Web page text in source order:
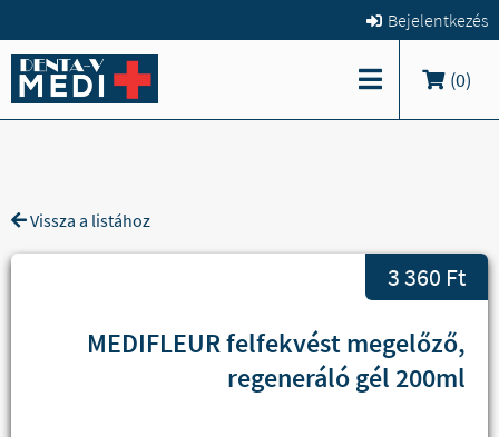
Bejelentkezés
(0)
Vissza a listához
3 360 Ft
MEDIFLEUR felfekvést megelőző,
regeneráló gél 200ml